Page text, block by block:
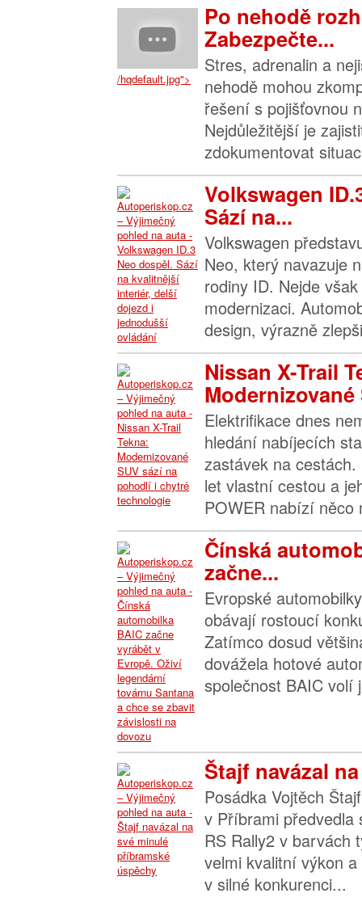
/hqdefault.jpg">
Po nehodě
Zabezpečte...
Stres, adrenalin a
nehodě mohou
řešení s pojišťovnou
Nejdůležitější je
zdokumentovat
Volkswagen
Sází na...
Volkswagen
Neo, který navazuje
rodiny ID. Nejde
modernizaci.
design, výrazně
Nissan X-Trail
Modernizované
Elektrifikace dnes
hledání nabíjecích
zastávek na
let vlastní cestou a
POWER nabízí něco
Čínská
začne...
Evropské
obávají rostoucí
Zatímco dosud
dovážela hotové
společnost BAIC volí
Štajf navázal
Posádka Vojtěch
v Příbrami předvedla
RS Rally2 v barvách
velmi kvalitní výkon
v silné konkurenci...